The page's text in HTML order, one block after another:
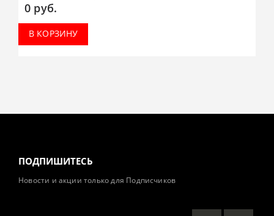
0 руб.
В КОРЗИНУ
ПОДПИШИТЕСЬ
Новости и акции только для Подписчиков